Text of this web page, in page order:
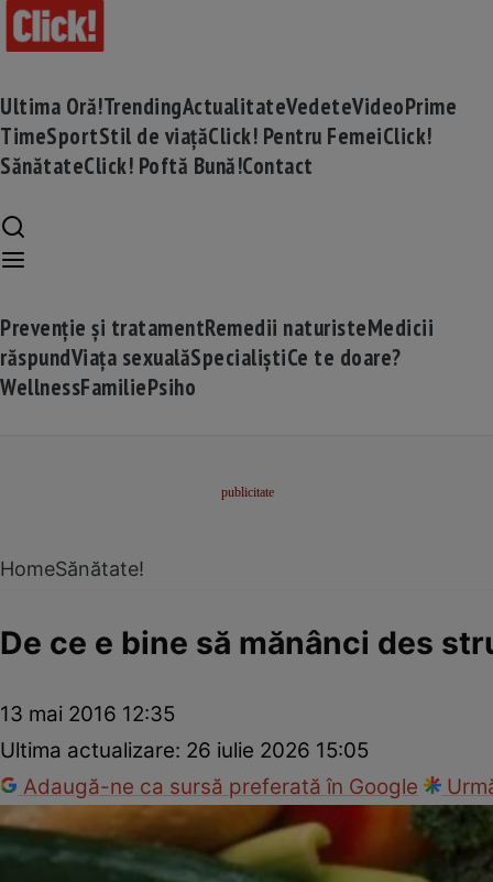
Ultima Oră!TrendingActualitateVedeteVideoPrime
TimeSportStil de viațăClick! Pentru FemeiClick!
SănătateClick! Poftă Bună!Contact
Prevenție și tratamentRemedii naturisteMedicii
răspundViața sexualăSpecialiștiCe te doare?
WellnessFamiliePsiho
HomeSănătate!
De ce e bine să mănânci des
13 mai 2016 12:35
Ultima actualizare: 26 iulie 2026 15:05
Adaugă-ne ca sursă preferată în Google